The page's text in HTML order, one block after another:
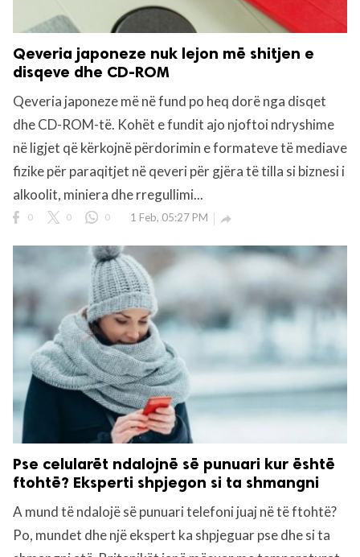
Qeveria japoneze nuk lejon më shitjen e
disqeve dhe CD-ROM
Qeveria japoneze më në fund po heq dorë nga disqet
dhe CD-ROM-të. Kohët e fundit ajo njoftoi ndryshime
në ligjet që kërkojnë përdorimin e formateve të mediave
fizike për paraqitjet në qeveri për gjëra të tilla si biznesi i
alkoolit, miniera dhe rregullimi...
0 0 0 1 Feb, 05:27 PM 
Pse celularët ndalojnë së punuari kur është
ftohtë? Eksperti shpjegon si ta shmangni
A mund të ndalojë së punuari telefoni juaj në të ftohtë?
Po, mundet dhe një ekspert ka shpjeguar pse dhe si ta